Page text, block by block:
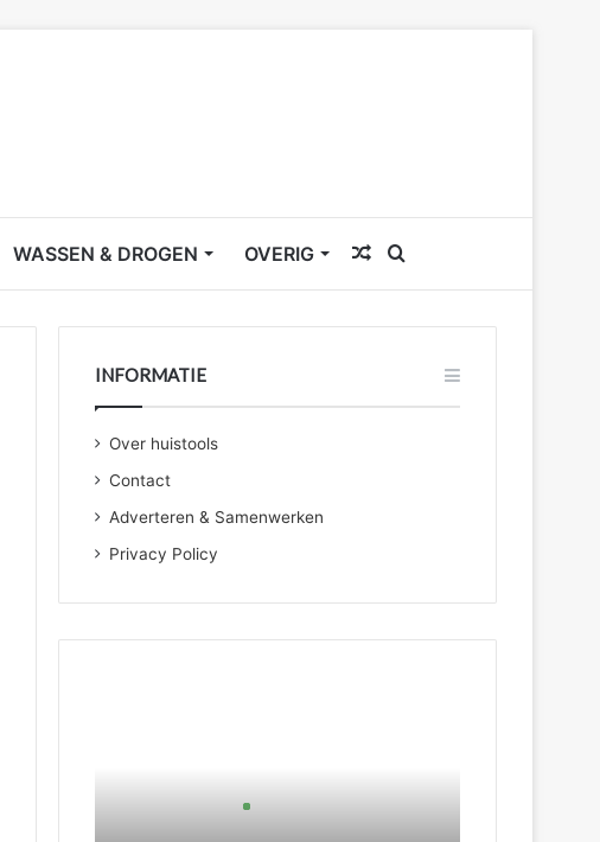
WASSEN & DROGEN OVERIG
naar
Willekeurig
artikel
INFORMATIE
Over huistools
Contact
Adverteren & Samenwerken
Privacy Policy